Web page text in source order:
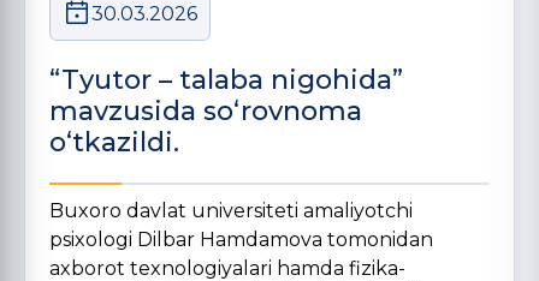
30.03.2026
“Tyutor – talaba nigohida”
mavzusida so‘rovnoma
o‘tkazildi.
Buxoro davlat universiteti amaliyotchi
psixologi Dilbar Hamdamova tomonidan
axborot texnologiyalari hamda fizika-